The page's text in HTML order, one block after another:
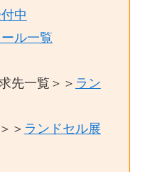
中
ル一覧
先一覧＞＞ ラン
＞ ランドセル展